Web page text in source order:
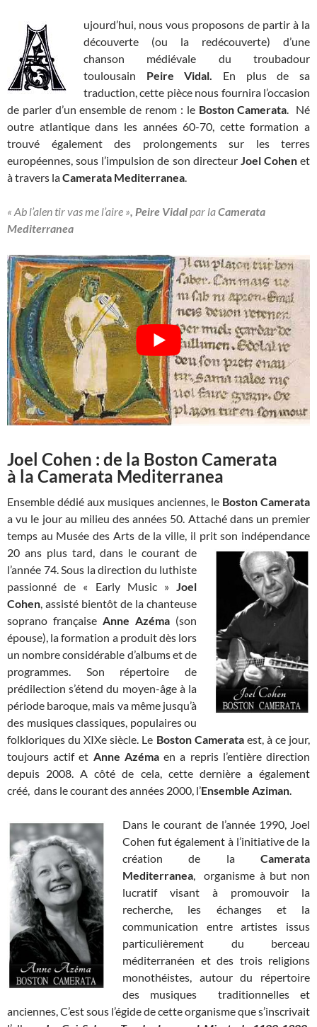
ujourd’hui, nous vous proposons de partir à la
découverte (ou la redécouverte) d’une
chanson médiévale du troubadour
toulousain Peire Vidal. En plus de sa
traduction, cette pièce nous fournira l’occasion
de parler d’un ensemble de renom : le Boston Camerata. Né
outre atlantique dans les années 60-70, cette formation a
trouvé également des prolongements sur les terres
européennes, sous l’impulsion de son directeur Joel Cohenet
à travers laCamerata Mediterranea.
« Ab l’alen tir vas me l’aire », Peire Vidalpar laCamerata
Mediterranea
Joel Cohen : de la Boston Camerata
à la Camerata Mediterranea
Ensemble dédié aux musiques anciennes, le Boston Camerata
a vu le jour au milieu des années 50. Attaché dans un premier
temps au Musée des Arts de la ville, il prit son indépendance
20 ans plus tard, dans le courant de
l’année 74. Sous la direction du luthiste
passionné de « Early Music » Joel
Cohen, assisté bientôt de la chanteuse
soprano française Anne Azéma (son
épouse), la formation a produit dès lors
un nombre considérable d’albums et de
programmes. Son répertoire de
prédilection s’étend du moyen-âge à la
période baroque, mais va même jusqu’à
des musiques classiques, populaires ou
folkloriques du XIXe siècle. Le Boston Camerataest, à ce jour,
toujours actif et Anne Azémaen a repris l’entière direction
depuis 2008. A côté de cela, cette dernière a également
créé, dans le courant des années 2000, l’Ensemble Aziman.
Dans le courant de l’année 1990, Joel
Cohen fut également à l’initiative de la
création de la Camerata
Mediterranea, organisme à but non
lucratif visant à promouvoir la
recherche, les échanges et la
communication entre artistes issus
particulièrement du berceau
méditerranéen et des trois religions
monothéistes, autour du répertoire
des musiques traditionnelles et
anciennes, C’est sous l’égide de cette organisme que s’inscrivait